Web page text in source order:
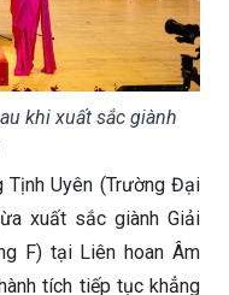
khi xuất sắc giành
Tịnh Uyên (Trường Đại
xuất sắc giành Giải
F) tại Liên hoan Âm
tích tiếp tục khẳng